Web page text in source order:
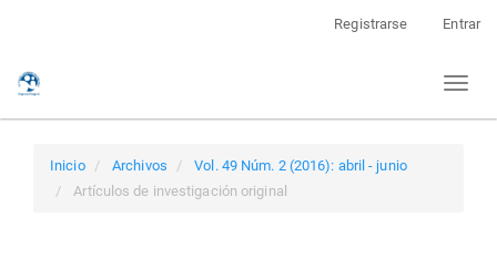
Registrarse Entrar
Toggle
Inicio Archivos
Vol. 49 Núm. 2 (2016): abril - junio
Artículos de investigación original